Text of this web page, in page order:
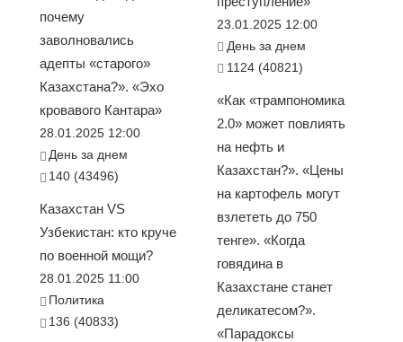
почему
заволновались
адепты «старого»
Казахстана?». «Эхо
кровавого Кантара»
28.01.2025 12:00
День за днем
140 (43496)
Казахстан VS
Узбекистан: кто круче
по военной мощи?
28.01.2025 11:00
Политика
136 (40833)
23.01.2025 12:00
День за днем
1124 (40821)
«Как «трампономика
2.0» может повлиять
на нефть и
Казахстан?». «Цены
на картофель могут
взлететь до 750
тенге». «Когда
говядина в
Казахстане станет
деликатесом?».
«Парадоксы